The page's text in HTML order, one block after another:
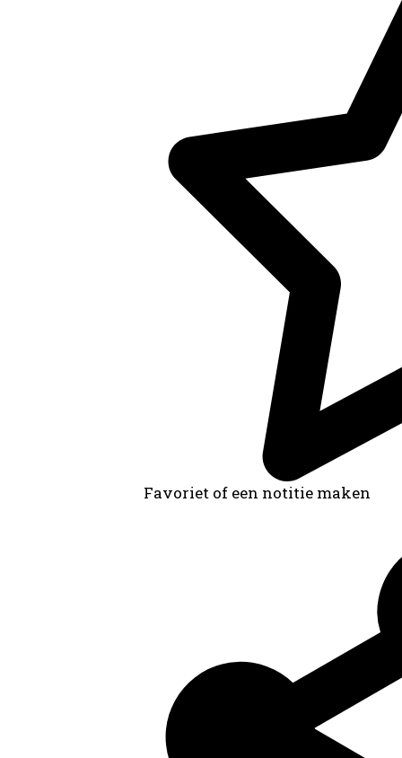
Favoriet of een notitie maken